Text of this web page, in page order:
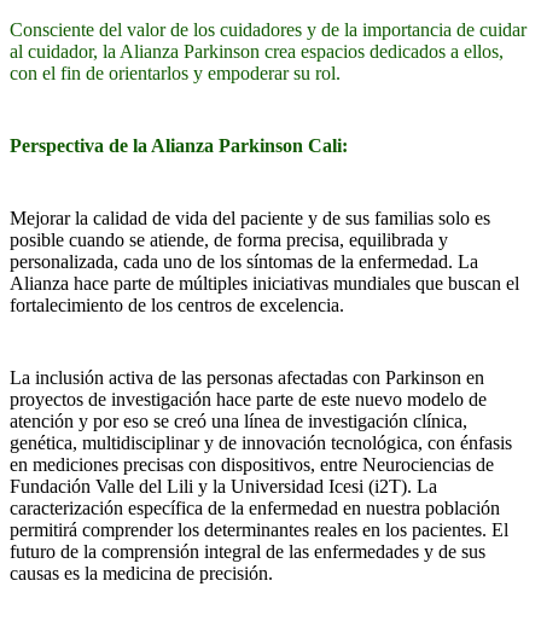
Consciente del valor de los cuidadores y de la importancia de cuidar
al cuidador, la Alianza Parkinson crea espacios dedicados a ellos,
con el fin de orientarlos y empoderar su rol.
Perspectiva de la Alianza Parkinson Cali:
Mejorar la calidad de vida del paciente y de sus familias solo es
posible cuando se atiende, de forma precisa, equilibrada y
personalizada, cada uno de los síntomas de la enfermedad. La
Alianza hace parte de múltiples iniciativas mundiales que buscan el
fortalecimiento de los centros de excelencia.
La inclusión activa de las personas afectadas con Parkinson en
proyectos de investigación hace parte de este nuevo modelo de
atención y por eso se creó una línea de investigación clínica,
genética, multidisciplinar y de innovación tecnológica, con énfasis
en mediciones precisas con dispositivos, entre Neurociencias de
Fundación Valle del Lili y la Universidad Icesi (i2T). La
caracterización específica de la enfermedad en nuestra población
permitirá comprender los determinantes reales en los pacientes. El
futuro de la comprensión integral de las enfermedades y de sus
causas es la medicina de precisión.